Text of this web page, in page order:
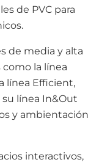
de PVC para
de media y alta
la línea
línea Efficient,
línea In&Out
y ambientación
interactivos,